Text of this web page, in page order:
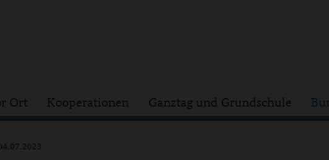
Ort Kooperationen Ganztag und Grundschule